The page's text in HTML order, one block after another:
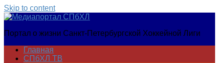
Skip to content
Медиапортал
Портал о жизни Санкт-Петербургской Хоккейной Лиги
Главная
СПбХЛ ТВ